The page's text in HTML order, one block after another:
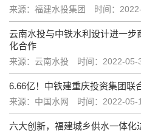
来源：福建水投集团 时间：
云南水投与中铁水利设计进一步
化合作
来源：云南水投 时间：2022-05-
6.66亿！中铁建重庆投资集团联
来源：中国水网 时间：2022-05-
六大创新，福建城乡供水一体化